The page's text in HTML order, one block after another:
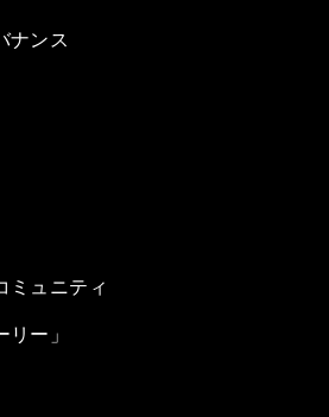
ナンス
ミュニティ
リー」